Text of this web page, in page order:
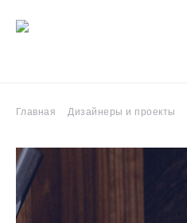
Главная Дизайнеры и проекты